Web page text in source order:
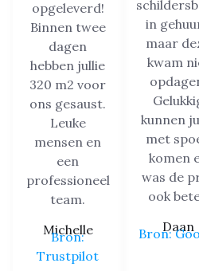
opgeleverd!
Binnen twee
dagen
hebben jullie
320 m2 voor
ons gesaust.
Leuke
mensen en
een
professioneel
team.
Michelle
Bron:
Trustpilot
in
maar
kwam
kunnen
met
komen
was de
ook
Daan
Bron: